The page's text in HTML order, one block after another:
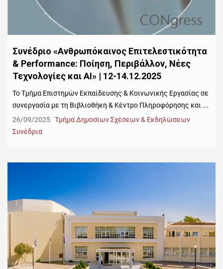
Συνέδριο «Ανθρωπόκαινος Επιτελεστικότητα
& Performance: Ποίηση, Περιβάλλον, Νέες
Τεχνολογίες και AI» | 12-14.12.2025
Το Τμήμα Επιστημών Εκπαίδευσης & Κοινωνικής Εργασίας σε
συνεργασία με τη Βιβλιοθήκη & Κέντρο Πληροφόρησης και ...
26/09/2025 Τμήμα Δημοσίων Σχέσεων & Εκδηλώσεων
Συνέδρια